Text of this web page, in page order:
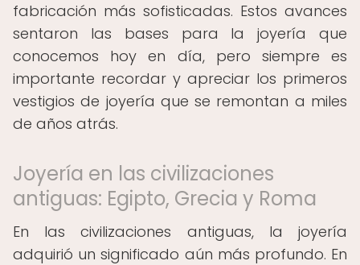
fabricación más sofisticadas. Estos avances
sentaron las bases para la joyería que
conocemos hoy en día, pero siempre es
importante recordar y apreciar los primeros
vestigios de joyería que se remontan a miles
de años atrás.
Joyería en las civilizaciones
antiguas: Egipto, Grecia y Roma
En las civilizaciones antiguas, la joyería
adquirió un significado aún más profundo. En